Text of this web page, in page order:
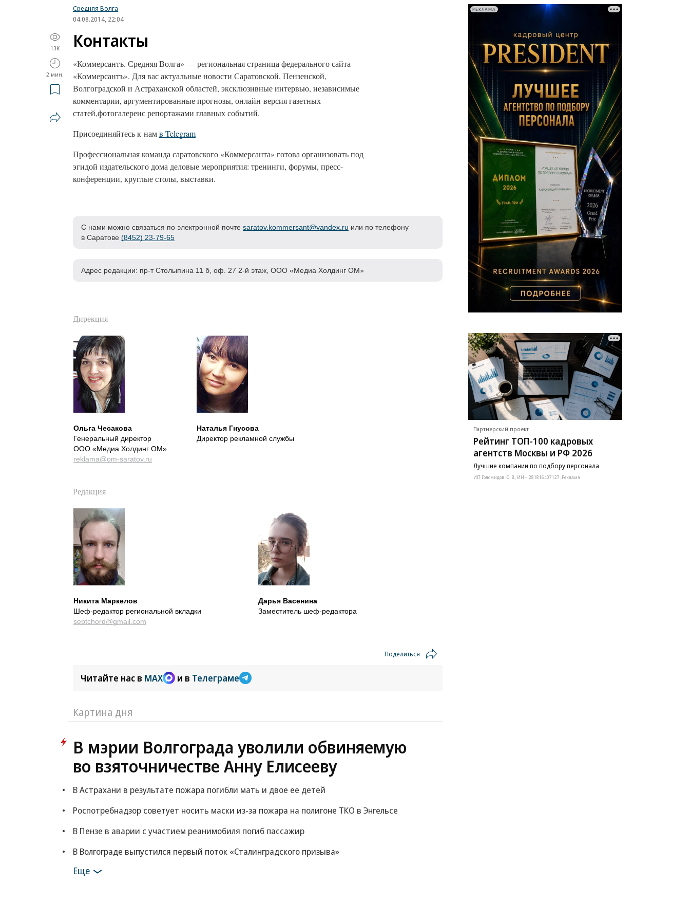
Средняя Волга
04.08.2014, 22:04
13K
2 мин.
Контакты
«Коммерсантъ. Средняя Волга» — региональная страница федерального сайта
«Коммерсантъ». Для вас актуальные новости Саратовской, Пензенской,
Волгоградской и Астраханской областей, эксклюзивные интервью, независимые
комментарии, аргументированные прогнозы, онлайн-версия газетных
статей,фотогалереис репортажами главных событий.
Присоединяйтесь к намв Telegram
Профессиональная команда саратовского «Коммерсанта» готова организовать под
эгидой издательского дома деловые мероприятия: тренинги, форумы, пресс-
конференции, круглые столы, выставки.
С нами можно связаться по электронной почте saratov.kommersant@yandex.ru или по телефону
в Саратове (8452) 23-79-65
Адрес редакции: пр-т Столыпина 11 б, оф. 27 2-й этаж, ООО «Медиа Холдинг ОМ»
Дирекция
Ольга Чесакова
Генеральный директор
ООО «Медиа Холдинг ОМ»
reklama@om-saratov.ru
Наталья Гнусова
Директор рекламной службы
Редакция
Никита Маркелов
Шеф-редактор региональной вкладки
septchord@gmail.com
Дарья Васенина
Заместитель шеф-редактора
Поделиться
Читайте нас в MAX и в Телеграме
Картина дня
В мэрии Волгограда уволили обвиняемую
во взяточничестве Анну Елисееву
В Астрахани в результате пожара погибли мать и двое ее детей
Роспотребнадзор советует носить маски из-за пожара на полигоне ТКО в Энгельсе
В Пензе в аварии с участием реанимобиля погиб пассажир
В Волгограде выпустился первый поток «Сталинградского призыва»
Еще
РЕКЛАМА
Партнерский проект
Рейтинг ТОП-100 кадровых
агентств Москвы и РФ 2026
Лучшие компании по подбору персонала
ИП Голомидов Ю. В., ИНН 281816407127. Реклама